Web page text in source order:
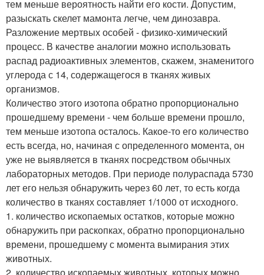
тем меньше вероятность найти его кости. Допустим,
разыскать скелет мамонта легче, чем динозавра.
Разложение мертвых особей - физико-химический
процесс. В качестве аналогии можно использовать
распад радиоактивных элементов, скажем, знаменитого
углерода с 14, содержащегося в тканях живых
организмов.
Количество этого изотопа обратно пропорционально
прошедшему времени - чем больше времени прошло,
тем меньше изотопа осталось. Какое-то его количество
есть всегда, но, начиная с определенного момента, он
уже не выявляется в тканях посредством обычных
лабораторных методов. При периоде полураспада 5730
лет его нельзя обнаружить через 60 лет, то есть когда
количество в тканях составляет 1/1000 от исходного.
1. количество ископаемых остатков, которые можно
обнаружить при раскопках, обратно пропорционально
времени, прошедшему с момента вымирания этих
животных.